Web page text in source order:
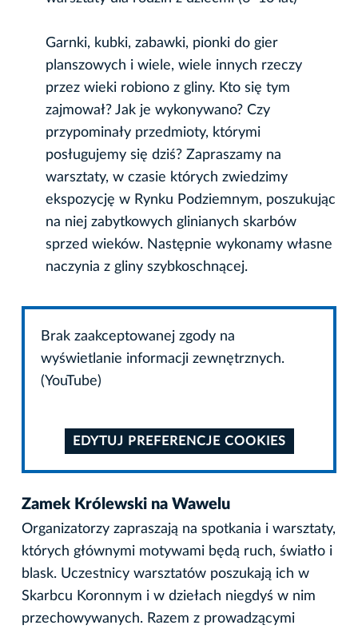
Garnki, kubki, zabawki, pionki do gier
planszowych i wiele, wiele innych rzeczy
przez wieki robiono z gliny. Kto się tym
zajmował? Jak je wykonywano? Czy
przypominały przedmioty, którymi
posługujemy się dziś? Zapraszamy na
warsztaty, w czasie których zwiedzimy
ekspozycję w Rynku Podziemnym, poszukując
na niej zabytkowych glinianych skarbów
sprzed wieków. Następnie wykonamy własne
naczynia z gliny szybkoschnącej.
Brak zaakceptowanej zgody na
wyświetlanie informacji zewnętrznych.
(YouTube)
EDYTUJ PREFERENCJE COOKIES
Zamek Królewski na Wawelu
Organizatorzy zapraszają na spotkania i warsztaty,
których głównymi motywami będą ruch, światło i
blask. Uczestnicy warsztatów poszukają ich w
Skarbcu Koronnym i w dziełach niegdyś w nim
przechowywanych. Razem z prowadzącymi